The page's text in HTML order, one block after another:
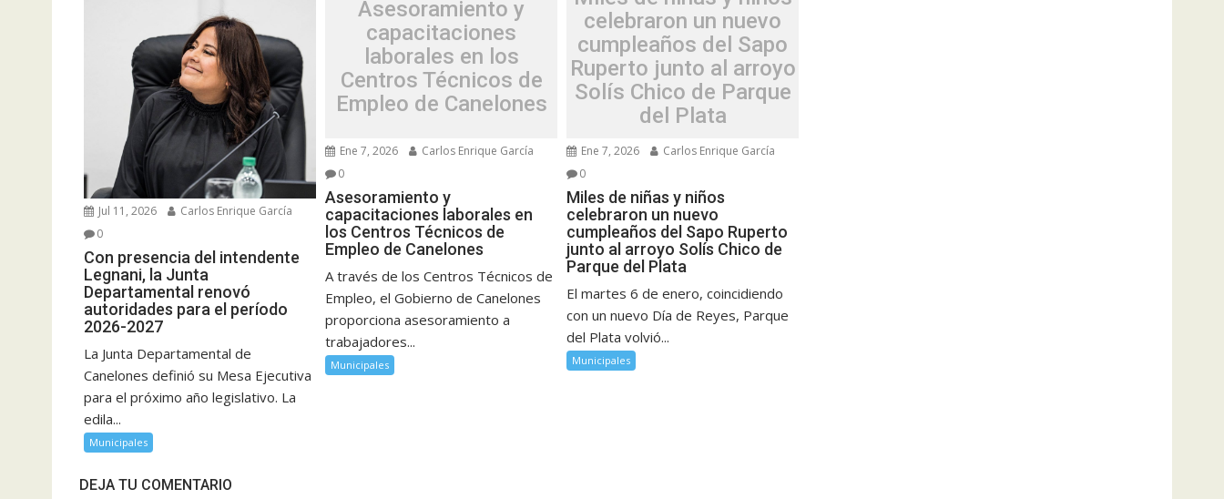
Jul 11, 2026
Carlos Enrique García
0
Con presencia del intendente
Legnani, la Junta
Departamental renovó
autoridades para el período
2026-2027
La Junta Departamental de
Canelones definió su Mesa Ejecutiva
para el próximo año legislativo. La
edila...
Municipales
Asesoramiento y
capacitaciones
laborales en los
Centros Técnicos de
Empleo de Canelones
Ene 7, 2026
Carlos Enrique García
0
Asesoramiento y
capacitaciones laborales en
los Centros Técnicos de
Empleo de Canelones
A través de los Centros Técnicos de
Empleo, el Gobierno de Canelones
proporciona asesoramiento a
trabajadores...
Municipales
celebraron un nuevo
cumpleaños del Sapo
Ruperto junto al arroyo
Solís Chico de Parque
del Plata
Ene 7, 2026
Carlos Enrique García
0
Miles de niñas y niños
celebraron un nuevo
cumpleaños del Sapo Ruperto
junto al arroyo Solís Chico de
Parque del Plata
El martes 6 de enero, coincidiendo
con un nuevo Día de Reyes, Parque
del Plata volvió...
Municipales
DEJA TU COMENTARIO